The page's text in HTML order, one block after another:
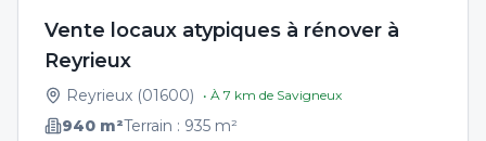
Vente locaux atypiques à rénover à
Reyrieux
Reyrieux (01600) • À 7 km de Savigneux
940 m²Terrain : 935 m²